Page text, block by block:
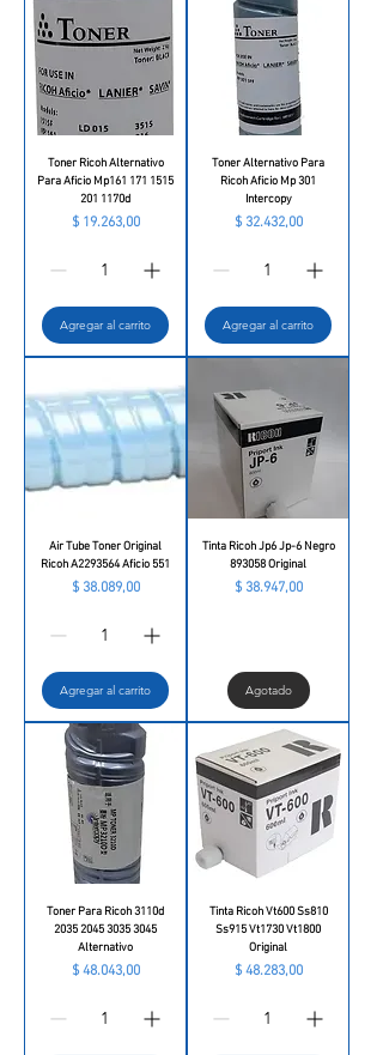
Toner Ricoh Alternativo
Para Aficio Mp161 171 1515
201 1170d
Precio
$ 19.263,00
Agregar al carrito
Toner Alternativo Para
Ricoh Aficio Mp 301
Intercopy
Precio
$ 32.432,00
Agregar al carrito
Air Tube Toner Original
Ricoh A2293564 Aficio 551
Precio
$ 38.089,00
Agregar al carrito
Tinta Ricoh Jp6 Jp-6 Negro
893058 Original
Precio
$ 38.947,00
Agotado
Toner Para Ricoh 3110d
2035 2045 3035 3045
Alternativo
Precio
$ 48.043,00
Tinta Ricoh Vt600 Ss810
Ss915 Vt1730 Vt1800
Original
Precio
$ 48.283,00